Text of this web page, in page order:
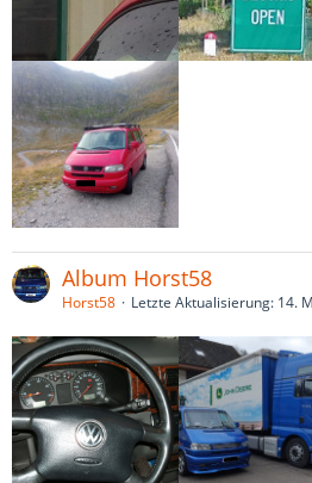
Album Horst58
Horst58 Letzte Aktualisierung: 14.